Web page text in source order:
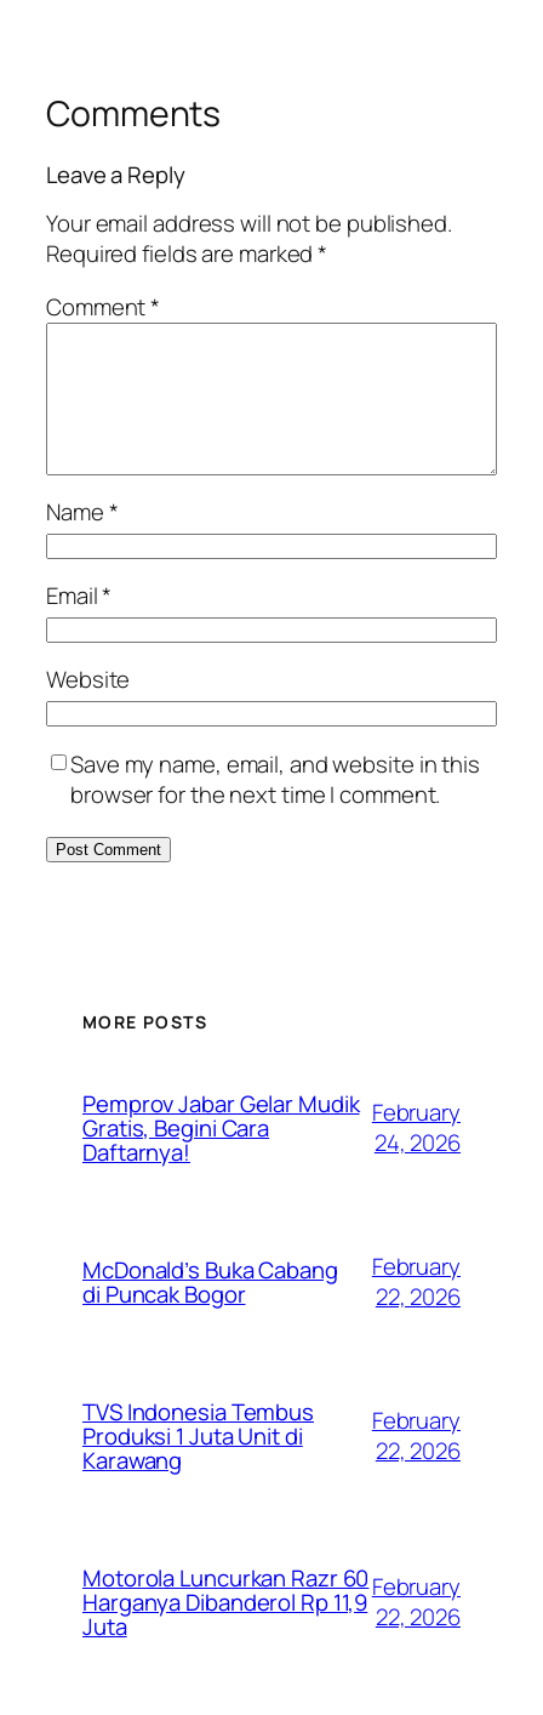
Comments
Leave a Reply
Your email address will not be published.
Required fields are marked*
Comment*
Name*
Email*
Website
Save my name, email, and website in this
browser for the next time I comment.
MORE POSTS
Pemprov Jabar Gelar Mudik
Gratis, Begini Cara
Daftarnya!
February
24, 2026
McDonald’s Buka Cabang
di Puncak Bogor
February
22, 2026
TVS Indonesia Tembus
Produksi 1 Juta Unit di
Karawang
February
22, 2026
Motorola Luncurkan Razr 60
Harganya Dibanderol Rp 11,9
Juta
February
22, 2026